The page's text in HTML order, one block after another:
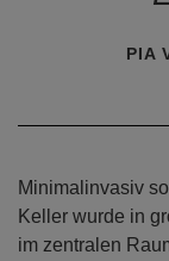
PIA
Minimalinvasiv
Keller wurde in
im zentralen